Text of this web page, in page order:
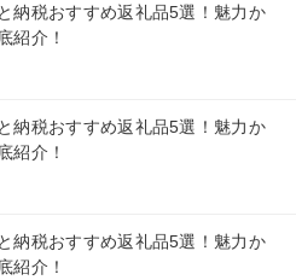
納税おすすめ返礼品5選！魅力か
紹介！
納税おすすめ返礼品5選！魅力か
紹介！
納税おすすめ返礼品5選！魅力か
紹介！